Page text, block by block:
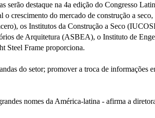
serão destaque na 4a edição do Congresso
crescimento do mercado de construção a
os Institutos da Construção a Seco
de Arquitetura (ASBEA), o Instituto de
Steel Frame proporciona.
do setor; promover a troca de informações
nomes da América-latina - afirma a